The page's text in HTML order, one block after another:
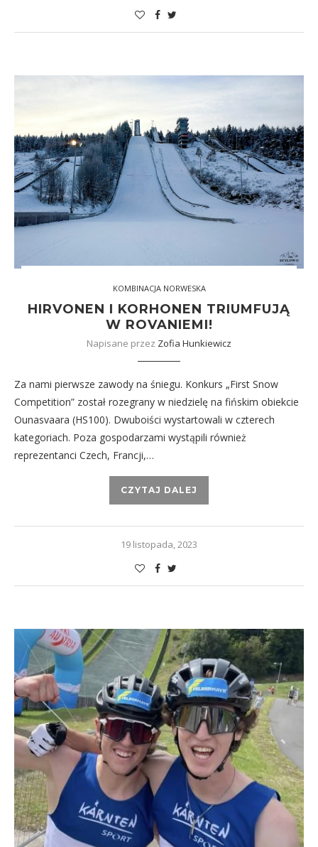
KOMBINACJA NORWESKA
HIRVONEN I KORHONEN TRIUMFUJĄ
W ROVANIEMI!
Napisane przez Zofia Hunkiewicz
Za nami pierwsze zawody na śniegu. Konkurs „First Snow
Competition” został rozegrany w niedzielę na fińskim obiekcie
Ounasvaara (HS100). Dwuboiści wystartowali w czterech
kategoriach. Poza gospodarzami wystąpili również
reprezentanci Czech, Francji,…
CZYTAJ DALEJ
19 listopada, 2023